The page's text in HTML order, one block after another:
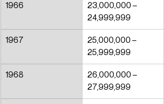
1966
23,000,000 –
24,999,999
1967
25,000,000 –
25,999,999
1968
26,000,000 –
27,999,999